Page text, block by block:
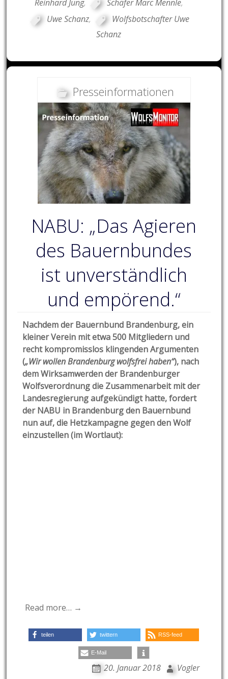
Reinhard Jung, Schäfer Marc Mennle,
Uwe Schanz,
Wolfsbotschafter Uwe
Schanz
Presseinformationen
NABU: „Das Agieren
des Bauernbundes
ist unverständlich
und empörend.“
Nachdem der Bauernbund Brandenburg, ein
kleiner Verein mit etwa 500 Mitgliedern und
recht kompromisslos klingenden Argumenten
(„Wir wollen Brandenburg wolfsfrei haben“), nach
dem Wirksamwerden der Brandenburger
Wolfsverordnung die Zusammenarbeit mit der
Landesregierung aufgekündigt hatte, fordert
der NABU in Brandenburg den Bauernbund
nun auf, die Hetzkampagne gegen den Wolf
einzustellen (im Wortlaut):
Read more… →
teilen twittern RSS-feed
E-Mail
20. Januar 2018 Vogler